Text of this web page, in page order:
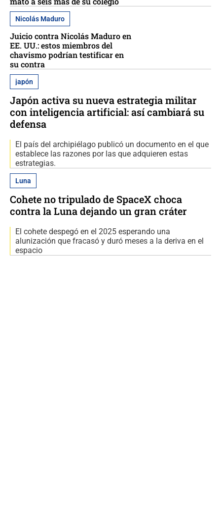
Nicolás Maduro
Juicio contra Nicolás Maduro en
EE. UU.: estos miembros del
chavismo podrían testificar en
su contra
japón
Japón activa su nueva estrategia militar
con inteligencia artificial: así cambiará su
defensa
El país del archipiélago publicó un documento en el que
establece las razones por las que adquieren estas
estrategias.
Luna
Cohete no tripulado de SpaceX choca
contra la Luna dejando un gran cráter
El cohete despegó en el 2025 esperando una
alunización que fracasó y duró meses a la deriva en el
espacio